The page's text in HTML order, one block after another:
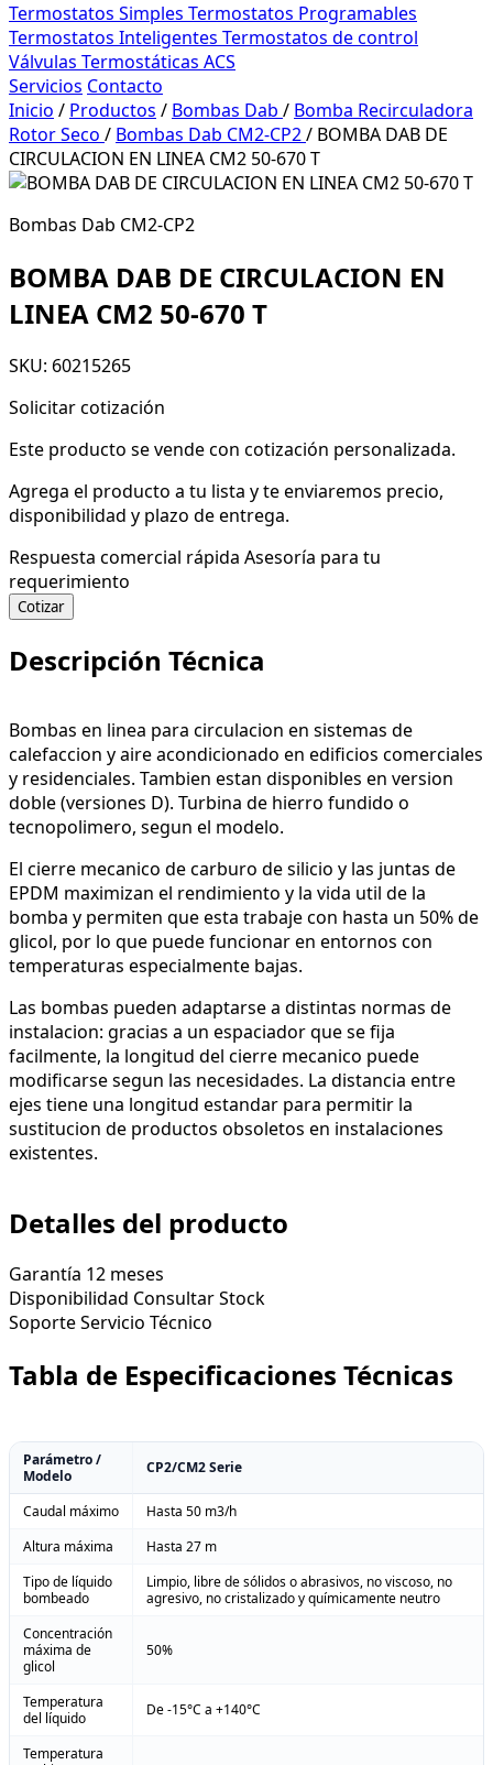
Termostatos Simples Termostatos Programables
Termostatos Inteligentes Termostatos de control
Válvulas Termostáticas ACS
Servicios Contacto
Inicio / Productos / Bombas Dab / Bomba Recirculadora
Rotor Seco / Bombas Dab CM2-CP2/ BOMBA DAB DE
CIRCULACION EN LINEA CM2 50-670 T
Bombas Dab CM2-CP2
BOMBA DAB DE CIRCULACION EN
LINEA CM2 50-670 T
SKU: 60215265
Solicitar cotización
Este producto se vende con cotización personalizada.
Agrega el producto a tu lista y te enviaremos precio,
disponibilidad y plazo de entrega.
Respuesta comercial rápida Asesoría para tu
requerimiento
Cotizar
Descripción Técnica
Bombas en linea para circulacion en sistemas de
calefaccion y aire acondicionado en edificios comerciales
y residenciales. Tambien estan disponibles en version
doble (versiones D). Turbina de hierro fundido o
tecnopolimero, segun el modelo.
El cierre mecanico de carburo de silicio y las juntas de
EPDM maximizan el rendimiento y la vida util de la
bomba y permiten que esta trabaje con hasta un 50% de
glicol, por lo que puede funcionar en entornos con
temperaturas especialmente bajas.
Las bombas pueden adaptarse a distintas normas de
instalacion: gracias a un espaciador que se fija
facilmente, la longitud del cierre mecanico puede
modificarse segun las necesidades. La distancia entre
ejes tiene una longitud estandar para permitir la
sustitucion de productos obsoletos en instalaciones
existentes.
Detalles del producto
Garantía 12 meses
Disponibilidad Consultar Stock
SoporteServicio Técnico
Tabla de Especificaciones Técnicas
Parámetro /
Modelo
CP2/CM2 Serie
Caudal máximo
Hasta 50 m3/h
Altura máxima
Hasta 27 m
Tipo de líquido
bombeado
Limpio, libre de sólidos o abrasivos, no viscoso, no
agresivo, no cristalizado y químicamente neutro
Concentración
máxima de
glicol
50%
Temperatura
del líquido
De -15°C a +140°C
Temperatura